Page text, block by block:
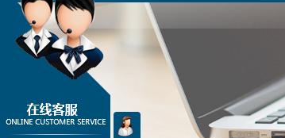
滑模技术
麦仓滑模
造粒塔滑模